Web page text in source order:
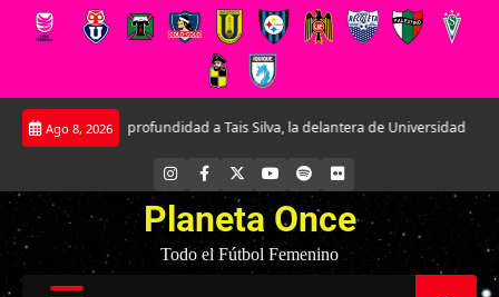
Saltar
Ago 8, 2026
en profundidad a Tais Silva, la delantera de Universidad Católica.
INSTAGRAM
FACEBOOK YOUTUBE
SPOTIFYFLICKR
Planeta Once
Todo el Fútbol Femenino